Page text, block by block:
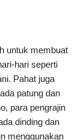
untuk membuat
hari seperti
Pahat juga
patung dan
para pengrajin
dinding dan
menggunakan